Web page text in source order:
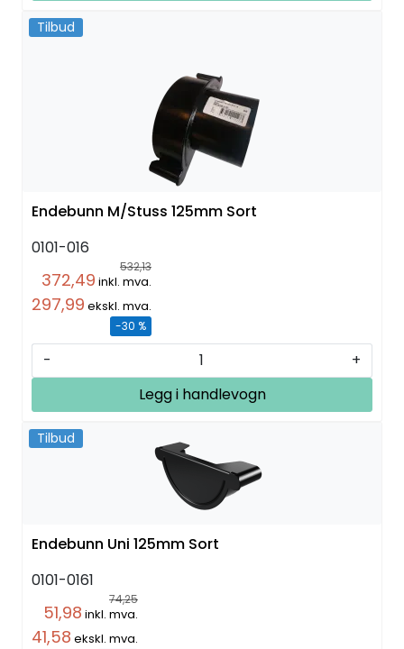
Tilbud
Endebunn M/Stuss 125mm Sort
0101-016
532,13
372,49 inkl. mva.
297,99 ekskl. mva.
-30 %
-
+
Legg i handlevogn
Tilbud
Endebunn Uni 125mm Sort
0101-0161
74,25
51,98 inkl. mva.
41,58 ekskl. mva.